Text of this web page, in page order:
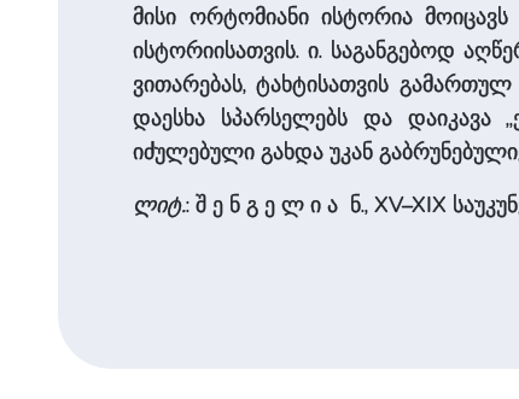
მისი ორტომიანი ისტორია მოიცავს
ისტორიისათვის. ი. საგანგებოდ
ვითარებას, ტახტისათვის
დაესხა სპარსელებს და დაიკავა
იძულებული გახდა უკან
ლიტ.: შ ე ნ გ ე ლ ი ა ნ., XV–XIX